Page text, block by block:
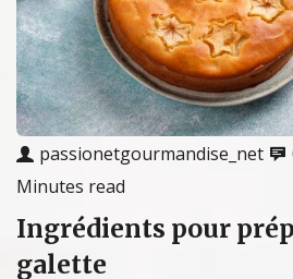
passionetgourmandise_net
Minutes read
Ingrédients pour
galette